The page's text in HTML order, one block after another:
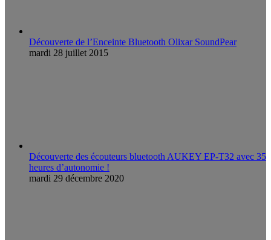
Découverte de l’Enceinte Bluetooth Olixar SoundPear
mardi 28 juillet 2015
Découverte des écouteurs bluetooth AUKEY EP-T32 avec 35
heures d’autonomie !
mardi 29 décembre 2020